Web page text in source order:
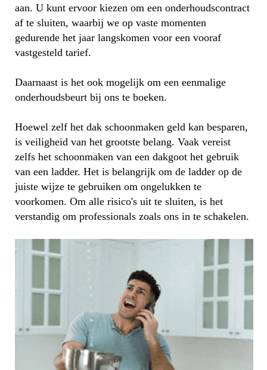
aan. U kunt ervoor kiezen om een onderhoudscontract
af te sluiten, waarbij we op vaste momenten
gedurende het jaar langskomen voor een vooraf
vastgesteld tarief.
Daarnaast is het ook mogelijk om een eenmalige
onderhoudsbeurt bij ons te boeken.
Hoewel zelf het dak schoonmaken geld kan besparen,
is veiligheid van het grootste belang. Vaak vereist
zelfs het schoonmaken van een dakgoot het gebruik
van een ladder. Het is belangrijk om de ladder op de
juiste wijze te gebruiken om ongelukken te
voorkomen. Om alle risico's uit te sluiten, is het
verstandig om professionals zoals ons in te schakelen.